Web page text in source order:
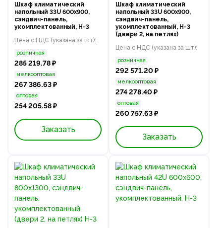
Шкаф климатический
напольный 33U 600х900,
сэндвич-панель,
укомплектованный, Н-3
Цена с НДС (указана за шт):
розничная
285 219.78 ₽
мелкооптовая
267 386.63 ₽
оптовая
254 205.58 ₽
Заказать
Шкаф климатический
напольный 33U 600х900,
сэндвич-панель,
укомплектованный, Н-3
(двери 2, на петлях)
Цена с НДС (указана за шт):
розничная
292 571.20 ₽
мелкооптовая
274 278.40 ₽
оптовая
260 757.63 ₽
Заказать